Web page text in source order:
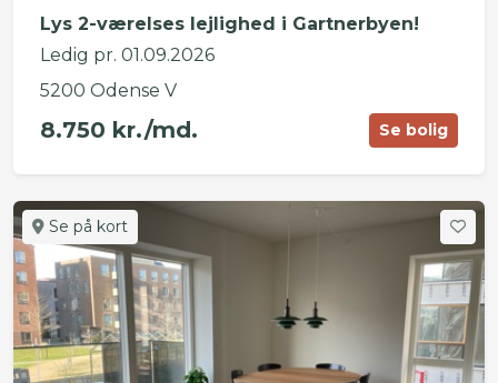
Lys 2-værelses lejlighed i Gartnerbyen!
Ledig pr. 01.09.2026
5200 Odense V
8.750 kr./md. Se bolig
Se på kort